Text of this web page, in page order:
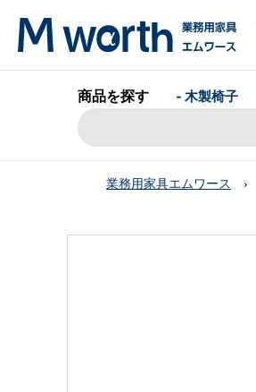
商品を探す - 木製椅子
業務用家具エムワース